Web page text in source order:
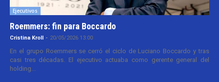
Ejecutivos
Roemmers: fin para Boccardo
Cristina Kroll - 20/05/2026 13:00
En el grupo Roemmers se cerró el ciclo de Luciano Boccardo y tras
casi tres décadas. El ejecutivo actuaba como gerente general del
holding...